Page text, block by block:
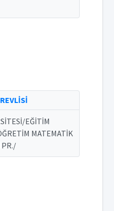
EĞİTİM
MATEMATİK
PR./